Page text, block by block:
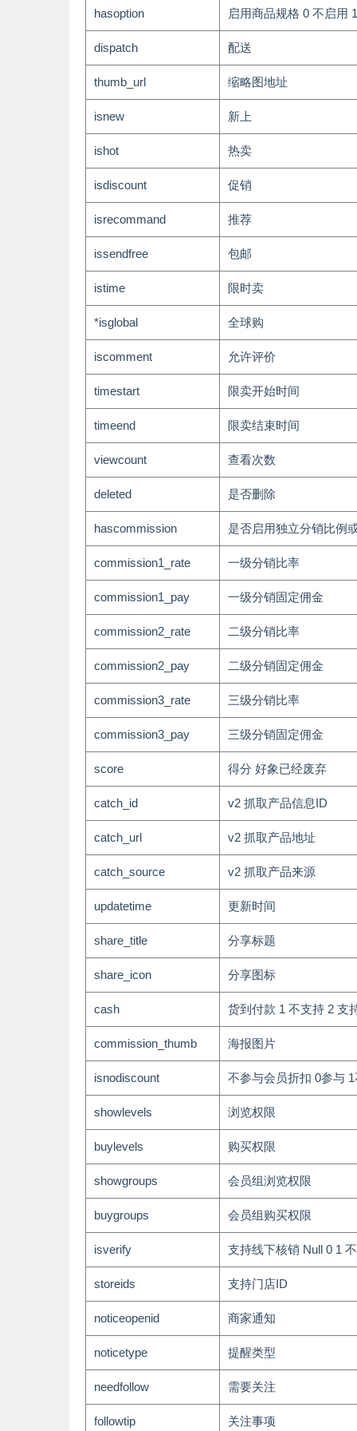
hasoption 启用商品规格 0 不启用
dispatch 配送
thumb_url 缩略图地址
isnew 新上
ishot 热卖
isdiscount 促销
isrecommand 推荐
issendfree 包邮
istime 限时卖
*isglobal 全球购
iscomment 允许评价
timestart 限卖开始时间
timeend 限卖结束时间
viewcount 查看次数
deleted 是否删除
hascommission 是否启用独立分销比例
commission1_rate 一级分销比率
commission1_pay 一级分销固定佣金
commission2_rate 二级分销比率
commission2_pay 二级分销固定佣金
commission3_rate 三级分销比率
commission3_pay 三级分销固定佣金
score 得分 好象已经废弃
catch_id v2 抓取产品信息ID
catch_url v2 抓取产品地址
catch_source v2 抓取产品来源
updatetime 更新时间
share_title 分享标题
share_icon 分享图标
cash 货到付款 1 不支持 2 支
commission_thumb 海报图片
isnodiscount 不参与会员折扣 0参与
showlevels 浏览权限
buylevels 购买权限
showgroups 会员组浏览权限
buygroups 会员组购买权限
isverify 支持线下核销 Null 0 1
storeids 支持门店ID
noticeopenid 商家通知
noticetype 提醒类型
needfollow 需要关注
followtip 关注事项